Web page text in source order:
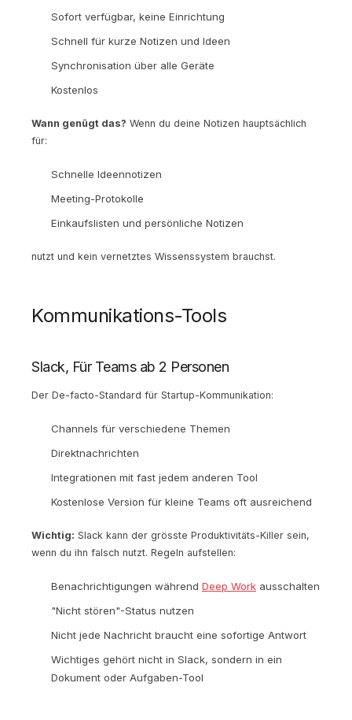
Sofort verfügbar, keine Einrichtung
Schnell für kurze Notizen und Ideen
Synchronisation über alle Geräte
Kostenlos
Wann genügt das? Wenn du deine Notizen hauptsächlich
für:
Schnelle Ideennotizen
Meeting-Protokolle
Einkaufslisten und persönliche Notizen
nutzt und kein vernetztes Wissenssystem brauchst.
Kommunikations-Tools
Slack, Für Teams ab 2 Personen
Der De-facto-Standard für Startup-Kommunikation:
Channels für verschiedene Themen
Direktnachrichten
Integrationen mit fast jedem anderen Tool
Kostenlose Version für kleine Teams oft ausreichend
Wichtig: Slack kann der grösste Produktivitäts-Killer sein,
wenn du ihn falsch nutzt. Regeln aufstellen:
Benachrichtigungen während Deep Work ausschalten
"Nicht stören"-Status nutzen
Nicht jede Nachricht braucht eine sofortige Antwort
Wichtiges gehört nicht in Slack, sondern in ein
Dokument oder Aufgaben-Tool